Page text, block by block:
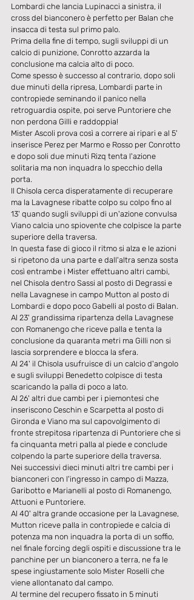
Lombardi che lancia Lupinacci a sinistra, il
cross del bianconero è perfetto per Balan che
insacca di testa sul primo palo.
Prima della fine di tempo, sugli sviluppi di un
calcio di punizione, Conrotto azzarda la
conclusione ma calcia alto di poco.
Come spesso è successo al contrario, dopo soli
due minuti della ripresa, Lombardi parte in
contropiede seminando il panico nella
retroguardia ospite, poi serve Puntoriere che
non perdona Gilli e raddoppia!
Mister Ascoli prova così a correre ai ripari e al 5'
inserisce Perez per Marmo e Rosso per Conrotto
e dopo soli due minuti Rizq tenta l'azione
solitaria ma non inquadra lo specchio della
porta.
Il Chisola cerca disperatamente di recuperare
ma la Lavagnese ribatte colpo su colpo fino al
13' quando sugli sviluppi di un'azione convulsa
Viano calcia uno spiovente che colpisce la parte
superiore della traversa.
In questa fase di gioco il ritmo si alza e le azioni
si ripetono da una parte e dall'altra senza sosta
così entrambe i Mister effettuano altri cambi,
nel Chisola dentro Sassi al posto di Degrassi e
nella Lavagnese in campo Mutton al posto di
Lombardi e dopo poco Gabelli al posto di Balan.
Al 23' grandissima ripartenza della Lavagnese
con Romanengo che riceve palla e tenta la
conclusione da quaranta metri ma Gilli non si
lascia sorprendere e blocca la sfera.
Al 24' il Chisola usufruisce di un calcio d'angolo
e sugli sviluppi Benedetto colpisce di testa
scaricando la palla di poco a lato.
Al 26' altri due cambi per i piemontesi che
inseriscono Ceschin e Scarpetta al posto di
Gironda e Viano ma sul capovolgimento di
fronte strepitosa ripartenza di Puntoriere che si
fa cinquanta metri palla al piede e conclude
colpendo la parte superiore della traversa.
Nei successivi dieci minuti altri tre cambi per i
bianconeri con l'ingresso in campo di Mazza,
Garibotto e Marianelli al posto di Romanengo,
Attuoni e Puntoriere.
Al 40' altra grande occasione per la Lavagnese,
Mutton riceve palla in contropiede e calcia di
potenza ma non inquadra la porta di un soffio,
nel finale forcing degli ospiti e discussione tra le
panchine per un bianconero a terra, ne fa le
spese ingiustamente solo Mister Roselli che
viene allontanato dal campo.
Al termine del recupero fissato in 5 minuti